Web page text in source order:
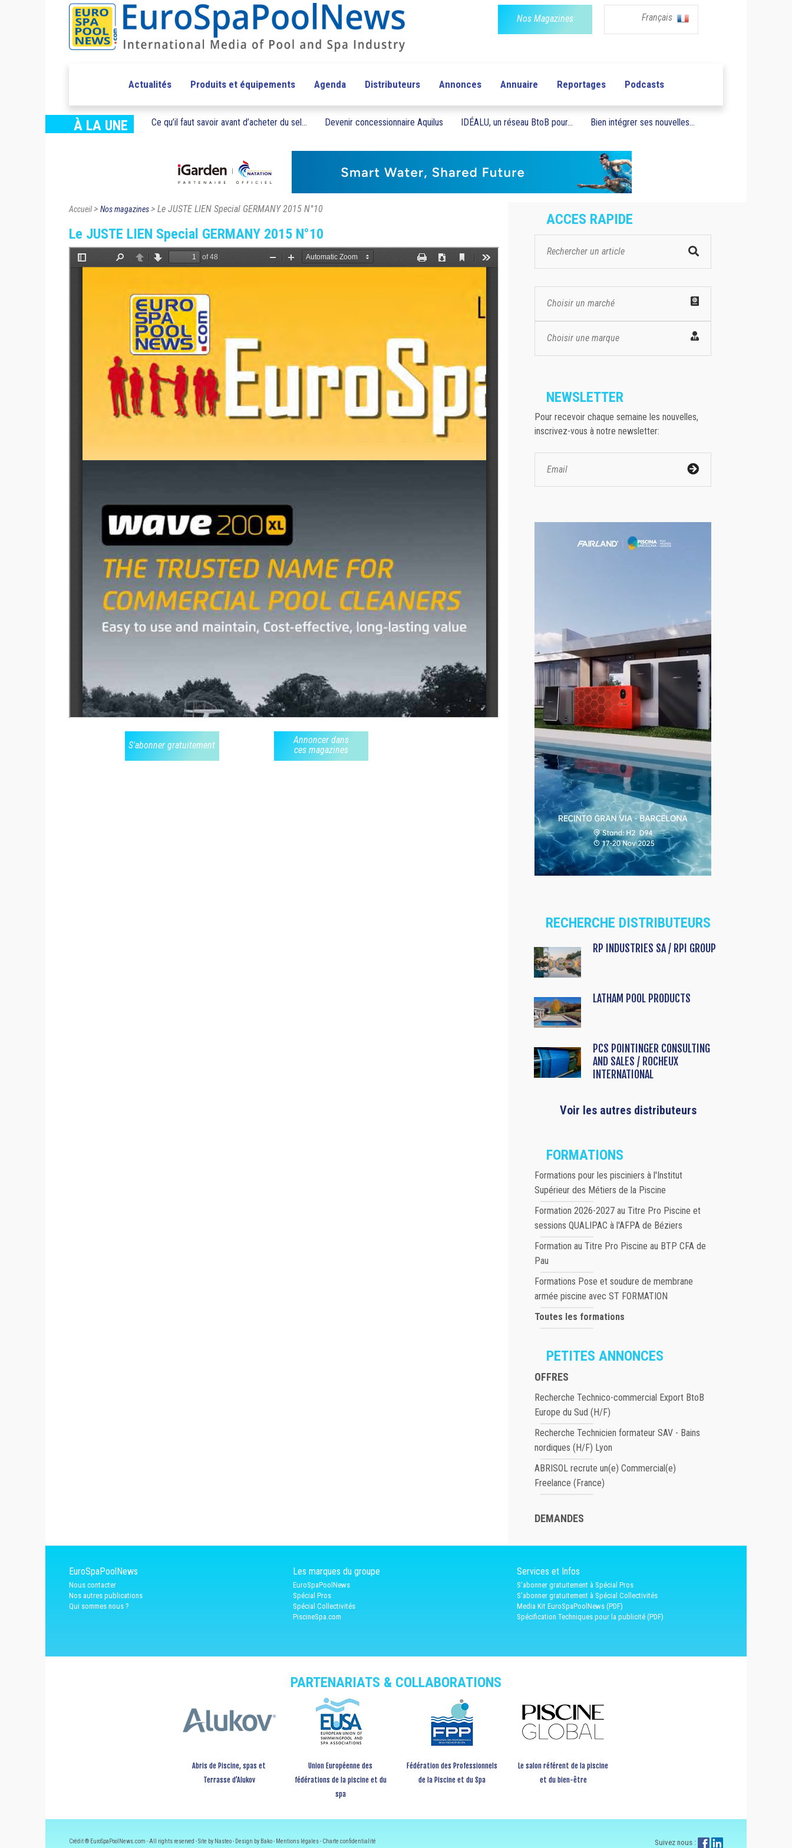
Nos Magazines Français
Actualités Produits et équipements Agenda Distributeurs Annonces Annuaire Reportages Podcasts
À LA UNE Ce qu’il faut savoir avant d’acheter du sel... Devenir concessionnaire Aquilus IDÉALU, un réseau BtoB pour... Bien intégrer ses nouvelles...
Accueil> Nos magazines> Le JUSTE LIEN Special GERMANY 2015 N°10
Le JUSTE LIEN Special GERMANY 2015 N°10
S'abonner gratuitement
Annoncer dans
ces magazines
ACCES RAPIDE
Choisir un marché
Choisir une marque
NEWSLETTER
Pour recevoir chaque semaine les nouvelles,
inscrivez-vous à notre newsletter:
RECHERCHE DISTRIBUTEURS
RP INDUSTRIES SA / RPI GROUP
LATHAM POOL PRODUCTS
PCS POINTINGER CONSULTING
AND SALES / ROCHEUX
INTERNATIONAL
Voir les autres distributeurs
FORMATIONS
Formations pour les pisciniers à l'Institut
Supérieur des Métiers de la Piscine
Formation 2026-2027 au Titre Pro Piscine et
sessions QUALIPAC à l'AFPA de Béziers
Formation au Titre Pro Piscine au BTP CFA de
Pau
Formations Pose et soudure de membrane
armée piscine avec ST FORMATION
Toutes les formations
PETITES ANNONCES
OFFRES
Recherche Technico-commercial Export BtoB
Europe du Sud (H/F)
Recherche Technicien formateur SAV - Bains
nordiques (H/F) Lyon
ABRISOL recrute un(e) Commercial(e)
Freelance (France)
DEMANDES
EuroSpaPoolNews
Nous contacter
Nos autres publications
Qui sommes nous ?
Les marques du groupe
EuroSpaPoolNews
Spécial Pros
Spécial Collectivités
PiscineSpa.com
Services et Infos
S'abonner gratuitement à Spécial Pros
S'abonner gratuitement à Spécial Collectivités
Media Kit EuroSpaPoolNews (PDF)
Spécification Techniques pour la publicité (PDF)
PARTENARIATS & COLLABORATIONS
Abris de Piscine, spas et
Terrasse d’Alukov
Union Européenne des
fédérations de la piscine et du
spa
Fédération des Professionnels
de la Piscine et du Spa
Le salon référent de la piscine
et du bien-être
Crédit ® EuroSpaPoolNews.com - All rights reserved - Site by Nasteo - Design by Bako - Mentions légales-Charte confidentialité Suivez nous :